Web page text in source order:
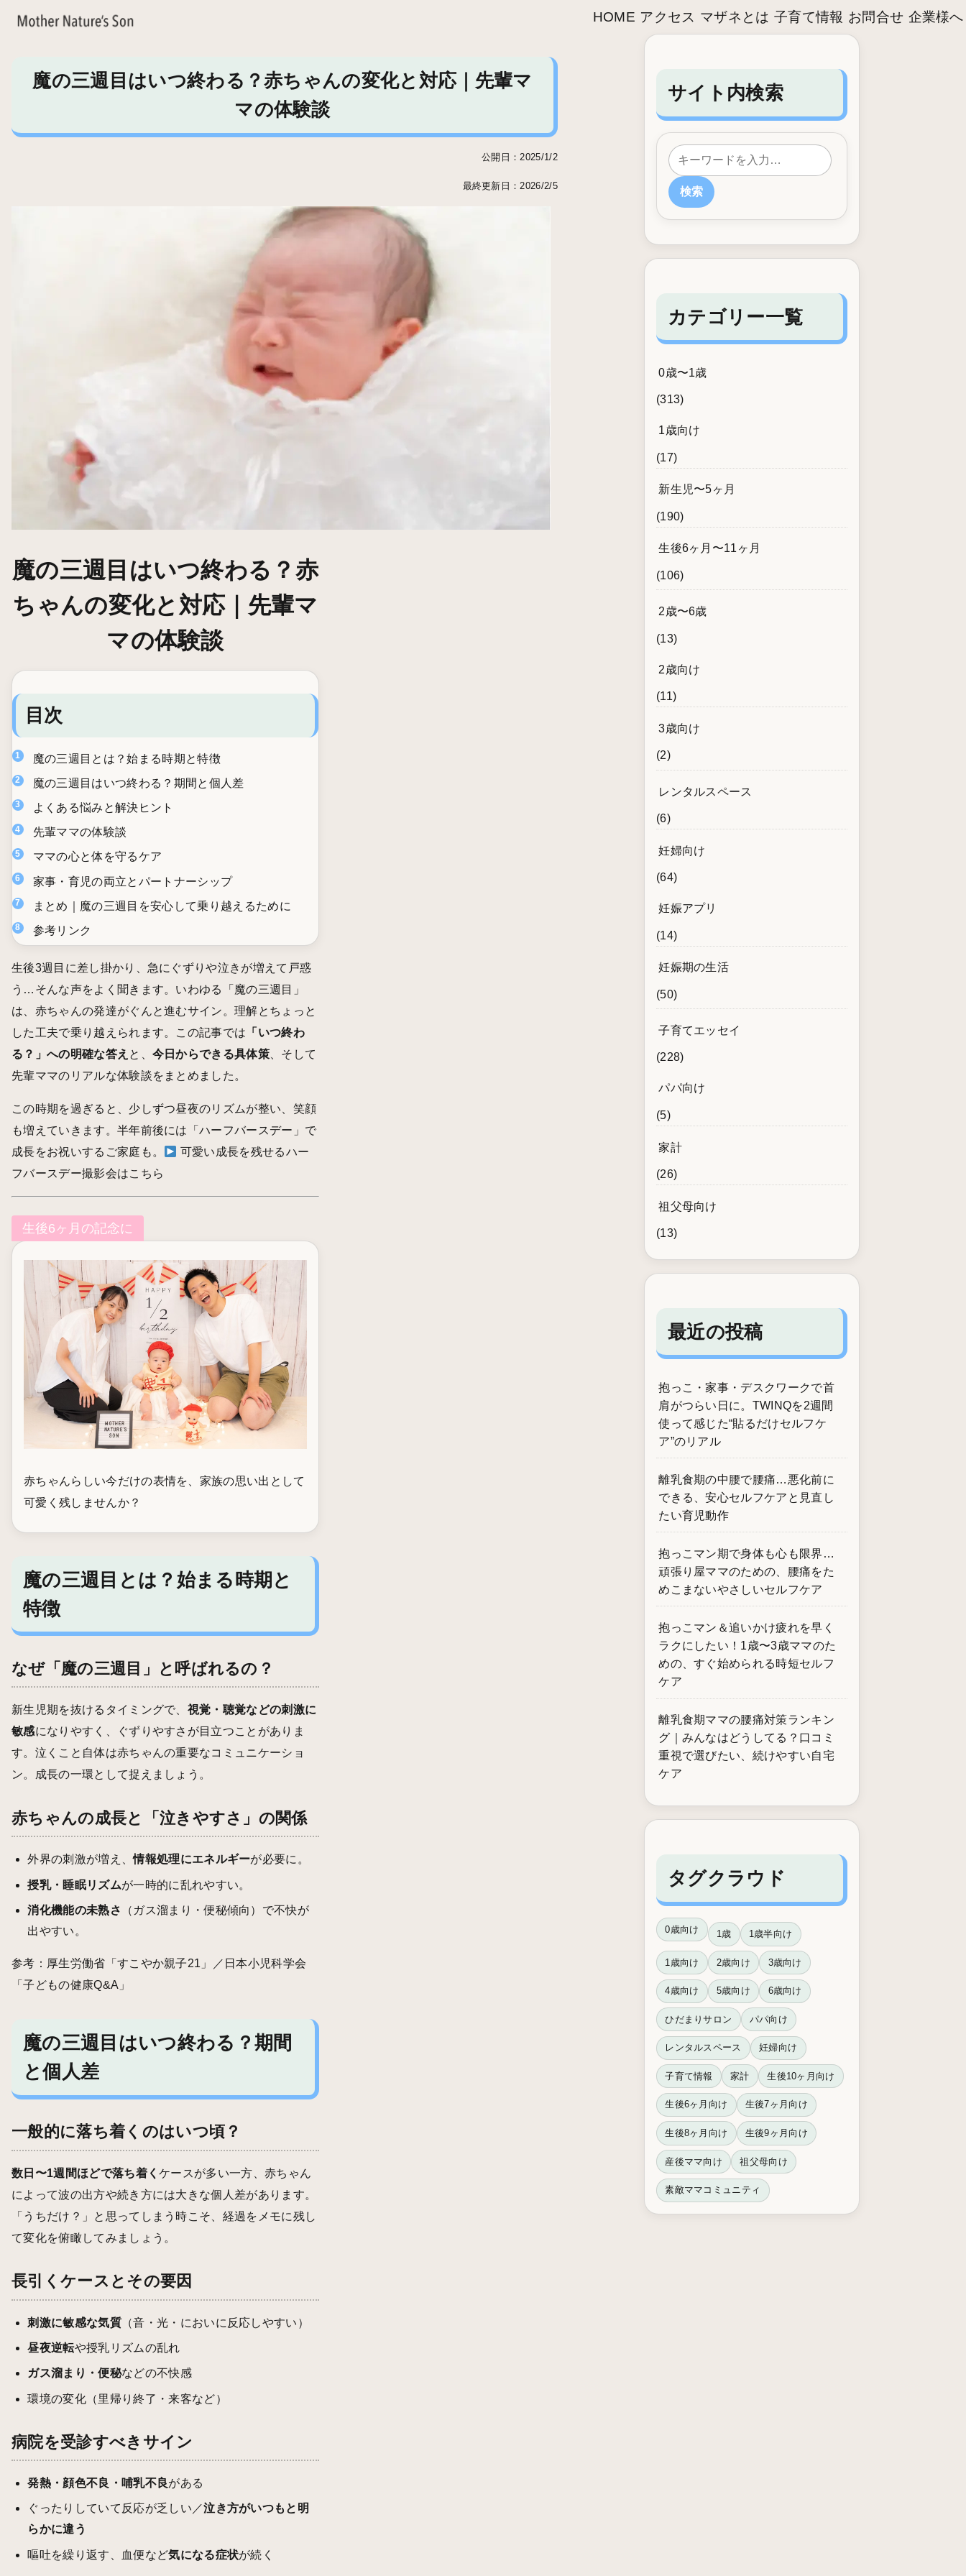
HOME アクセス マザネとは 子育て情報 お問合せ 企業様へ
魔の三週目はいつ終わる？赤ちゃんの変化と対応｜先輩マ
マの体験談
公開日：2025/1/2
最終更新日：2026/2/5
魔の三週目はいつ終わる？赤
ちゃんの変化と対応｜先輩マ
マの体験談
目次
魔の三週目とは？始まる時期と特徴
魔の三週目はいつ終わる？期間と個人差
よくある悩みと解決ヒント
先輩ママの体験談
ママの心と体を守るケア
家事・育児の両立とパートナーシップ
まとめ｜魔の三週目を安心して乗り越えるために
参考リンク
生後3週目に差し掛かり、急にぐずりや泣きが増えて戸惑
う…そんな声をよく聞きます。いわゆる「魔の三週目」
は、赤ちゃんの発達がぐんと進むサイン。理解とちょっと
した工夫で乗り越えられます。この記事では 「いつ終わ
る？」への明確な答え と、 今日からできる具体策 、そして
先輩ママのリアルな体験談をまとめました。
この時期を過ぎると、少しずつ昼夜のリズムが整い、笑顔
も増えていきます。半年前後には「ハーフバースデー」で
成長をお祝いするご家庭も。
可愛い成長を残せるハー
フバースデー撮影会はこちら
生後6ヶ月の記念に
赤ちゃんらしい今だけの表情を、家族の思い出として
可愛く残しませんか？
魔の三週目とは？始まる時期と
特徴
なぜ「魔の三週目」と呼ばれるの？
新生児期を抜けるタイミングで、 視覚・聴覚などの刺激に
敏感になりやすく、ぐずりやすさが目立つことがありま
す。泣くこと自体は赤ちゃんの重要なコミュニケーショ
ン。成長の一環として捉えましょう。
赤ちゃんの成長と「泣きやすさ」の関係
外界の刺激が増え、情報処理にエネルギーが必要に。
授乳・睡眠リズムが一時的に乱れやすい。
消化機能の未熟さ
（ガス溜まり・便秘傾向）で不快が
出やすい。
参考： 厚生労働省「すこやか親子21」 ／ 日本小児科学会
「子どもの健康Q&A」
魔の三週目はいつ終わる？期間
と個人差
一般的に落ち着くのはいつ頃？
数日〜1週間ほどで落ち着くケースが多い一方、赤ちゃん
によって波の出方や続き方には大きな個人差があります。
「うちだけ？」と思ってしまう時こそ、経過をメモに残し
て変化を俯瞰してみましょう。
長引くケースとその要因
刺激に敏感な気質（音・光・においに反応しやすい）
昼夜逆転や授乳リズムの乱れ
ガス溜まり・便秘などの不快感
環境の変化（里帰り終了・来客など）
病院を受診すべきサイン
発熱・顔色不良・哺乳不良がある
ぐったりしていて反応が乏しい／泣き方がいつもと明
らかに違う
嘔吐を繰り返す、血便など気になる症状が続く
サイト内検索
検索
カテゴリー一覧
0歳〜1歳
(313)
1歳向け
(17)
新生児〜5ヶ月
(190)
生後6ヶ月〜11ヶ月
(106)
2歳〜6歳
(13)
2歳向け
(11)
3歳向け
(2)
レンタルスペース
(6)
妊婦向け
(64)
妊娠アプリ
(14)
妊娠期の生活
(50)
子育てエッセイ
(228)
パパ向け
(5)
家計
(26)
祖父母向け
(13)
最近の投稿
抱っこ・家事・デスクワークで首
肩がつらい日に。TWINQを2週間
使って感じた“貼るだけセルフケ
ア”のリアル
離乳食期の中腰で腰痛…悪化前に
できる、安心セルフケアと見直し
たい育児動作
抱っこマン期で身体も心も限界…
頑張り屋ママのための、腰痛をた
めこまないやさしいセルフケア
抱っこマン＆追いかけ疲れを早く
ラクにしたい！1歳〜3歳ママのた
めの、すぐ始められる時短セルフ
ケア
離乳食期ママの腰痛対策ランキン
グ｜みんなはどうしてる？口コミ
重視で選びたい、続けやすい自宅
ケア
タグクラウド
0歳向け 1歳 1歳半向け
1歳向け 2歳向け 3歳向け
4歳向け 5歳向け 6歳向け
ひだまりサロン パパ向け
レンタルスペース 妊婦向け
子育て情報 家計 生後10ヶ月向け
生後6ヶ月向け 生後7ヶ月向け
生後8ヶ月向け 生後9ヶ月向け
産後ママ向け 祖父母向け
素敵ママコミュニティ